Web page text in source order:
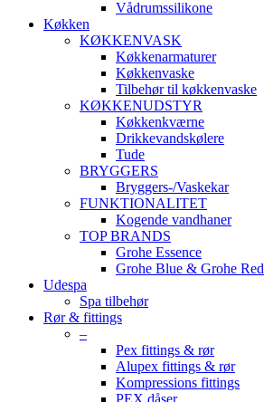
Vådrumssilikone
Køkken
KØKKENVASK
Køkkenarmaturer
Køkkenvaske
Tilbehør til køkkenvaske
KØKKENUDSTYR
Køkkenkværne
Drikkevandskølere
Tude
BRYGGERS
Bryggers-/Vaskekar
FUNKTIONALITET
Kogende vandhaner
TOP BRANDS
Grohe Essence
Grohe Blue & Grohe Red
Udespa
Spa tilbehør
Rør & fittings
–
Pex fittings & rør
Alupex fittings & rør
Kompressions fittings
PEX dåser